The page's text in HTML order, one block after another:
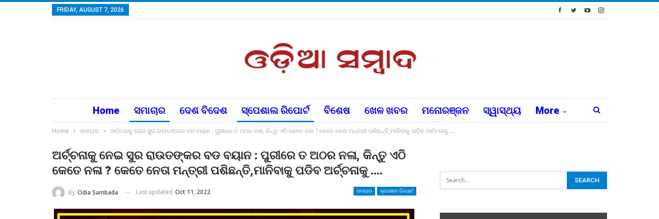
FRIDAY, AUGUST 7, 2026
Home ସମାଚାର ଦେଶ ବିଦେଶ ସ୍ପେଶାଲ ରିପୋର୍ଟ ବିଶେଷ ଖେଳ ଖବର ମନୋରଞ୍ଜନ ସ୍ୱାସ୍ଥ୍ୟ More
Home ସମାଚାର ଅର୍ଚ୍ଚନାକୁ ନେଇ ସୁର ରାଉତଙ୍କର ବଡ ବୟାନ : ପୁରୀରେ ତ ଅଠର ନଳା, କିନ୍ତୁ ଏଠି କେତେ ନଳା ? କେତେ ନେତା ମନ୍ତ୍ରୀ ପଶିଛନ୍ତି,ମାନିବାକୁ ପଡିବ ଅର୍ଚ୍ଚନାକୁ ….
ଅର୍ଚ୍ଚନାକୁ ନେଇ ସୁର ରାଉତଙ୍କର ବଡ ବୟାନ : ପୁରୀରେ ତ ଅଠର ନଳା, କିନ୍ତୁ ଏଠି
କେତେ ନଳା ? କେତେ ନେତା ମନ୍ତ୍ରୀ ପଶିଛନ୍ତି,ମାନିବାକୁ ପଡିବ ଅର୍ଚ୍ଚନାକୁ ….
ସମାଚାର ସ୍ପେଶାଲ ରିପୋର୍ଟ
By Odia Sambada Last updated Oct 11, 2022